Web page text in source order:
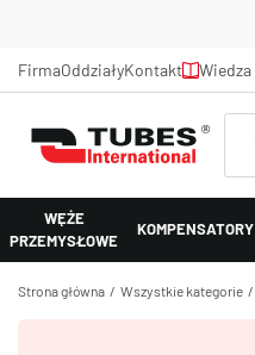
FirmaOddziałyKontakt Wiedza
WĘŻE
PRZEMYSŁOWE
KOMPENSATORY
Strona główna Wszystkie kategorie